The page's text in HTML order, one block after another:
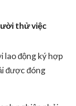
thử việc
lao động ký hợp
được đóng